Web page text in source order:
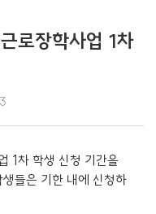
로장학사업 1차
1차 학생 신청 기간을
들은 기한 내에 신청하